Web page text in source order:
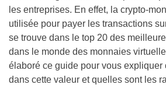
les entreprises. En effet, la crypto-
utilisée pour payer les transactions
se trouve dans le top 20 des
dans le monde des monnaies
élaboré ce guide pour vous expliquer
dans cette valeur et quelles sont les